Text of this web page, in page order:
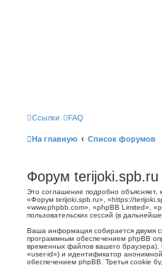
Ссылки FAQ
На главную Список форумов
Форум
Это соглашение подробно
«Форум terijoki.spb.ru», «https://
«www.phpbb.com», «phpBB Limited»,
пользовательских сессий (в
Ваша информация собирается двумя
программным обеспечением phpBB
временных файлов вашего браузера).
«user-id») и идентификатор
обеспечением phpBB. Третья cookie